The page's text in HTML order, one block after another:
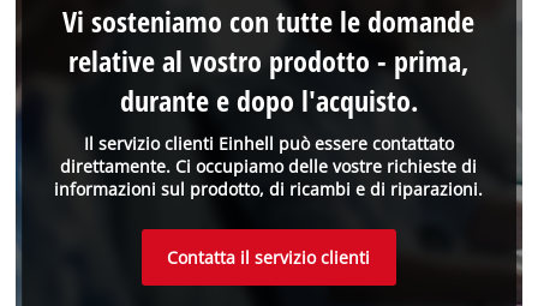
Il servizio clienti Einhell può essere contattato
direttamente. Ci occupiamo delle vostre richieste di
informazioni sul prodotto, di ricambi e di riparazioni.
Vi sosteniamo con tutte le domande
relative al vostro prodotto - prima,
durante e dopo l'acquisto.
Contatta il servizio clienti